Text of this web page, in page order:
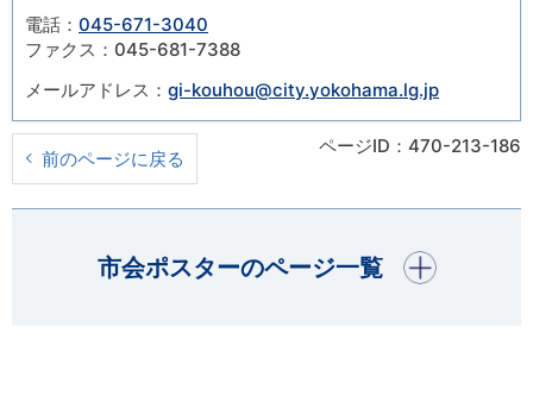
電話： 045-671-3040
ファクス：045-681-7388
メールアドレス： gi-kouhou@city.yokohama.lg.jp
前のページに戻る
ページID：470-213-186
市会ポスターのページ一覧
開く